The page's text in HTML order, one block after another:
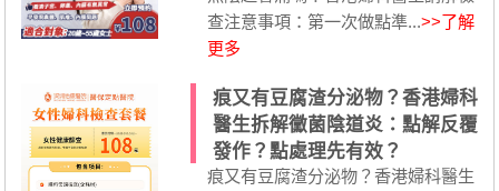
查注意事項：第一次做點準...>>了解
更多
痕又有豆腐渣分泌物？香港婦科
醫生拆解黴菌陰道炎：點解反覆
發作？點處理先有效？
痕又有豆腐渣分泌物？香港婦科醫生